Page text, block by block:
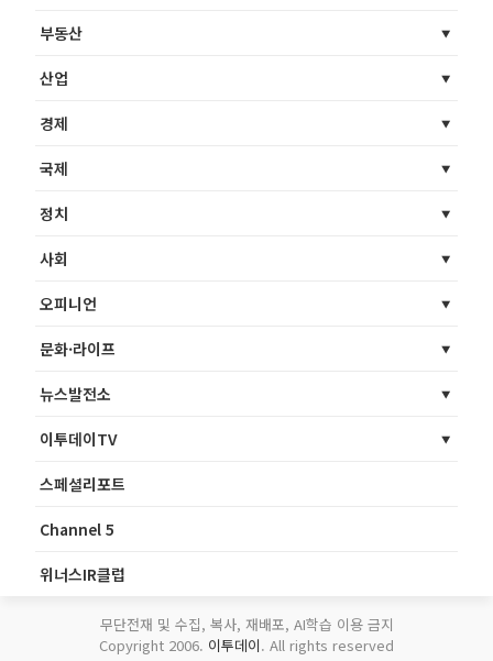
부동산
산업
경제
국제
정치
사회
오피니언
문화·라이프
뉴스발전소
이투데이TV
스페셜리포트
Channel 5
위너스IR클럽
무단전재 및 수집, 복사, 재배포, AI학습 이용 금지
Copyright 2006. 이투데이. All rights reserved